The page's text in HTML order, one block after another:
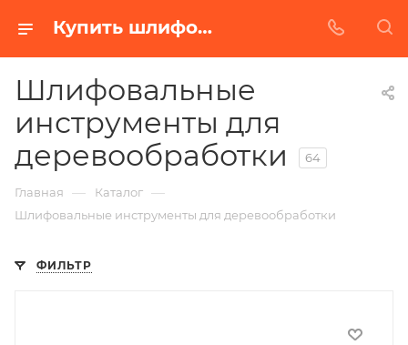
Купить шлифовальные инструменты для деревообработки в Белгороде | Низкая цена от производителя
Шлифовальные
инструменты для
деревообработки
64
Главная — Каталог —
Шлифовальные инструменты для деревообработки
ФИЛЬТР